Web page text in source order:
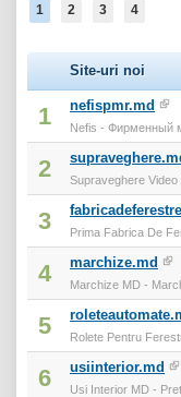
1 2 3 4
Site-uri noi
1 nefispmr.md
Nefis - Фирменный
2 Supraveghere Video
3 Prima Fabrica De
4 marchize.md
Marchize MD -
5 Rolete Pentru
6 usiinterior.md
Usi Interior MD -